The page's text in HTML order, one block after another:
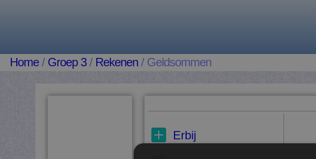
Home/ Groep 3/ Rekenen / Geldsommen
Erbij